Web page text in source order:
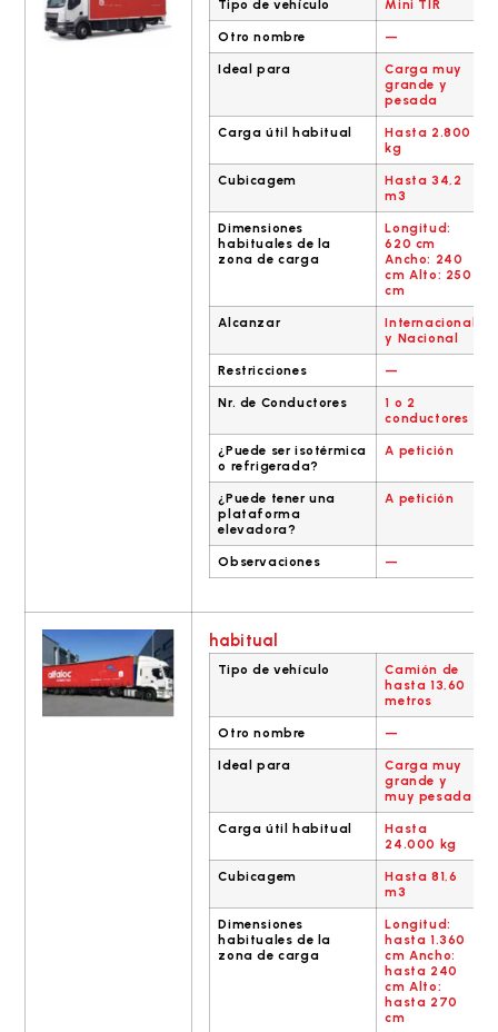
Tipo de vehículo Mini TIR
Otro nombre —
Ideal para
Carga muy
grande y
pesada
Carga útil habitual
Hasta 2.800
kg
Cubicagem
Hasta 34,2
m3
Dimensiones
habituales de la
zona de carga
Longitud:
620 cm
Ancho: 240
cm Alto: 250
cm
Alcanzar
Internacional
y Nacional
Restricciones —
Nr. de Conductores
1 o 2
conductores
¿Puede ser isotérmica
o refrigerada?
A petición
¿Puede tener una
plataforma
elevadora?
A petición
Observaciones —
habitual
Tipo de vehículo
Camión de
hasta 13,60
metros
Otro nombre —
Ideal para
Carga muy
grande y
muy pesada
Carga útil habitual
Hasta
24.000 kg
Cubicagem
Hasta 81,6
m3
Dimensiones
habituales de la
zona de carga
Longitud:
hasta 1.360
cm Ancho:
hasta 240
cm Alto:
hasta 270
cm